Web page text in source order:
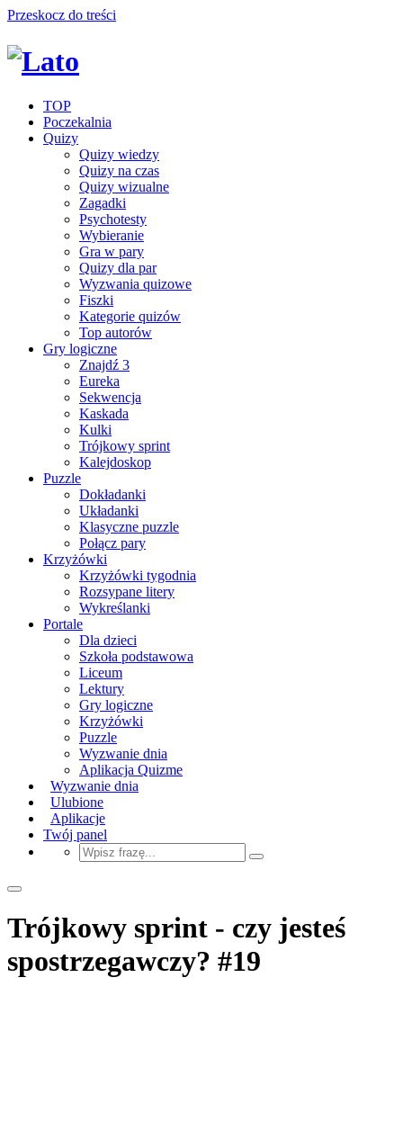
Przeskocz do treści
TOP
Poczekalnia
Quizy
Quizy wiedzy
Quizy na czas
Quizy wizualne
Zagadki
Psychotesty
Wybieranie
Gra w pary
Quizy dla par
Wyzwania quizowe
Fiszki
Kategorie quizów
Top autorów
Gry logiczne
Znajdź 3
Eureka
Sekwencja
Kaskada
Kulki
Trójkowy sprint
Kalejdoskop
Puzzle
Dokładanki
Układanki
Klasyczne puzzle
Połącz pary
Krzyżówki
Krzyżówki tygodnia
Rozsypane litery
Wykreślanki
Portale
Dla dzieci
Szkoła podstawowa
Liceum
Lektury
Gry logiczne
Krzyżówki
Puzzle
Wyzwanie dnia
Aplikacja Quizme
Wyzwanie dnia
Ulubione
Aplikacje
Twój panel
Trójkowy sprint - czy jesteś
spostrzegawczy? #19